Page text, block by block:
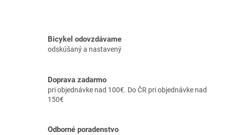
Bicykel odovzdávame
odskúšaný a nastavený
Doprava zadarmo
pri objednávke nad 100€. Do ČR pri objednávke nad
150€
Odborné poradenstvo